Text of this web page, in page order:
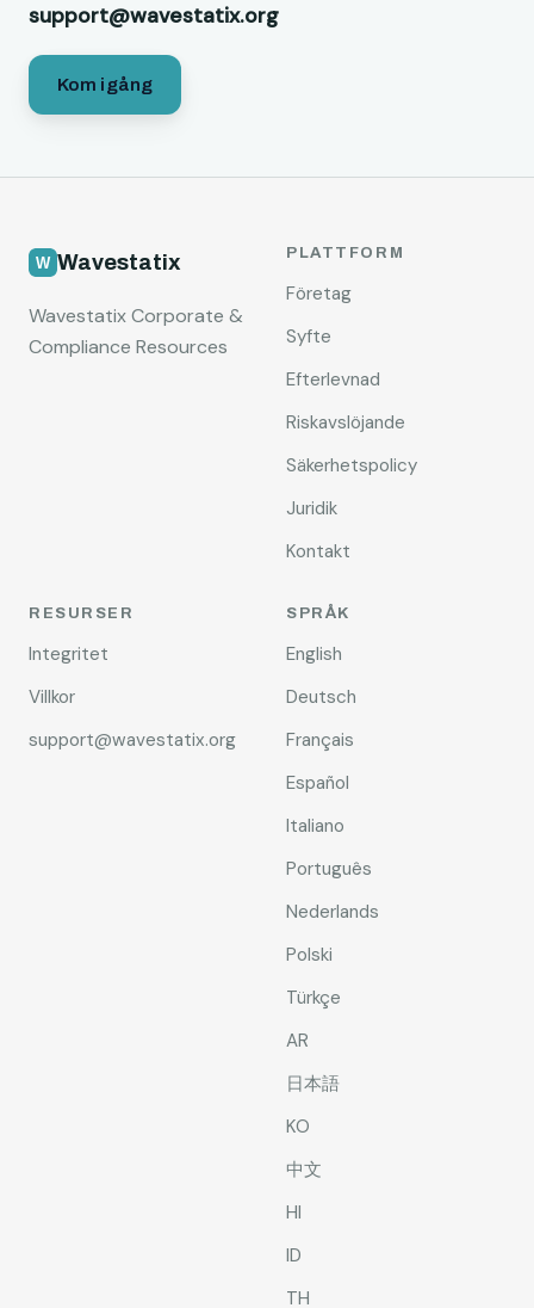
support@wavestatix.org
Kom igång
Wavestatix
Wavestatix Corporate &
Compliance Resources
PLATTFORM
Företag
Syfte
Efterlevnad
Riskavslöjande
Säkerhetspolicy
Juridik
Kontakt
RESURSER
Integritet
Villkor
support@wavestatix.org
SPRÅK
English
Deutsch
Français
Español
Italiano
Português
Nederlands
Polski
Türkçe
AR
日本語
KO
中文
HI
ID
TH